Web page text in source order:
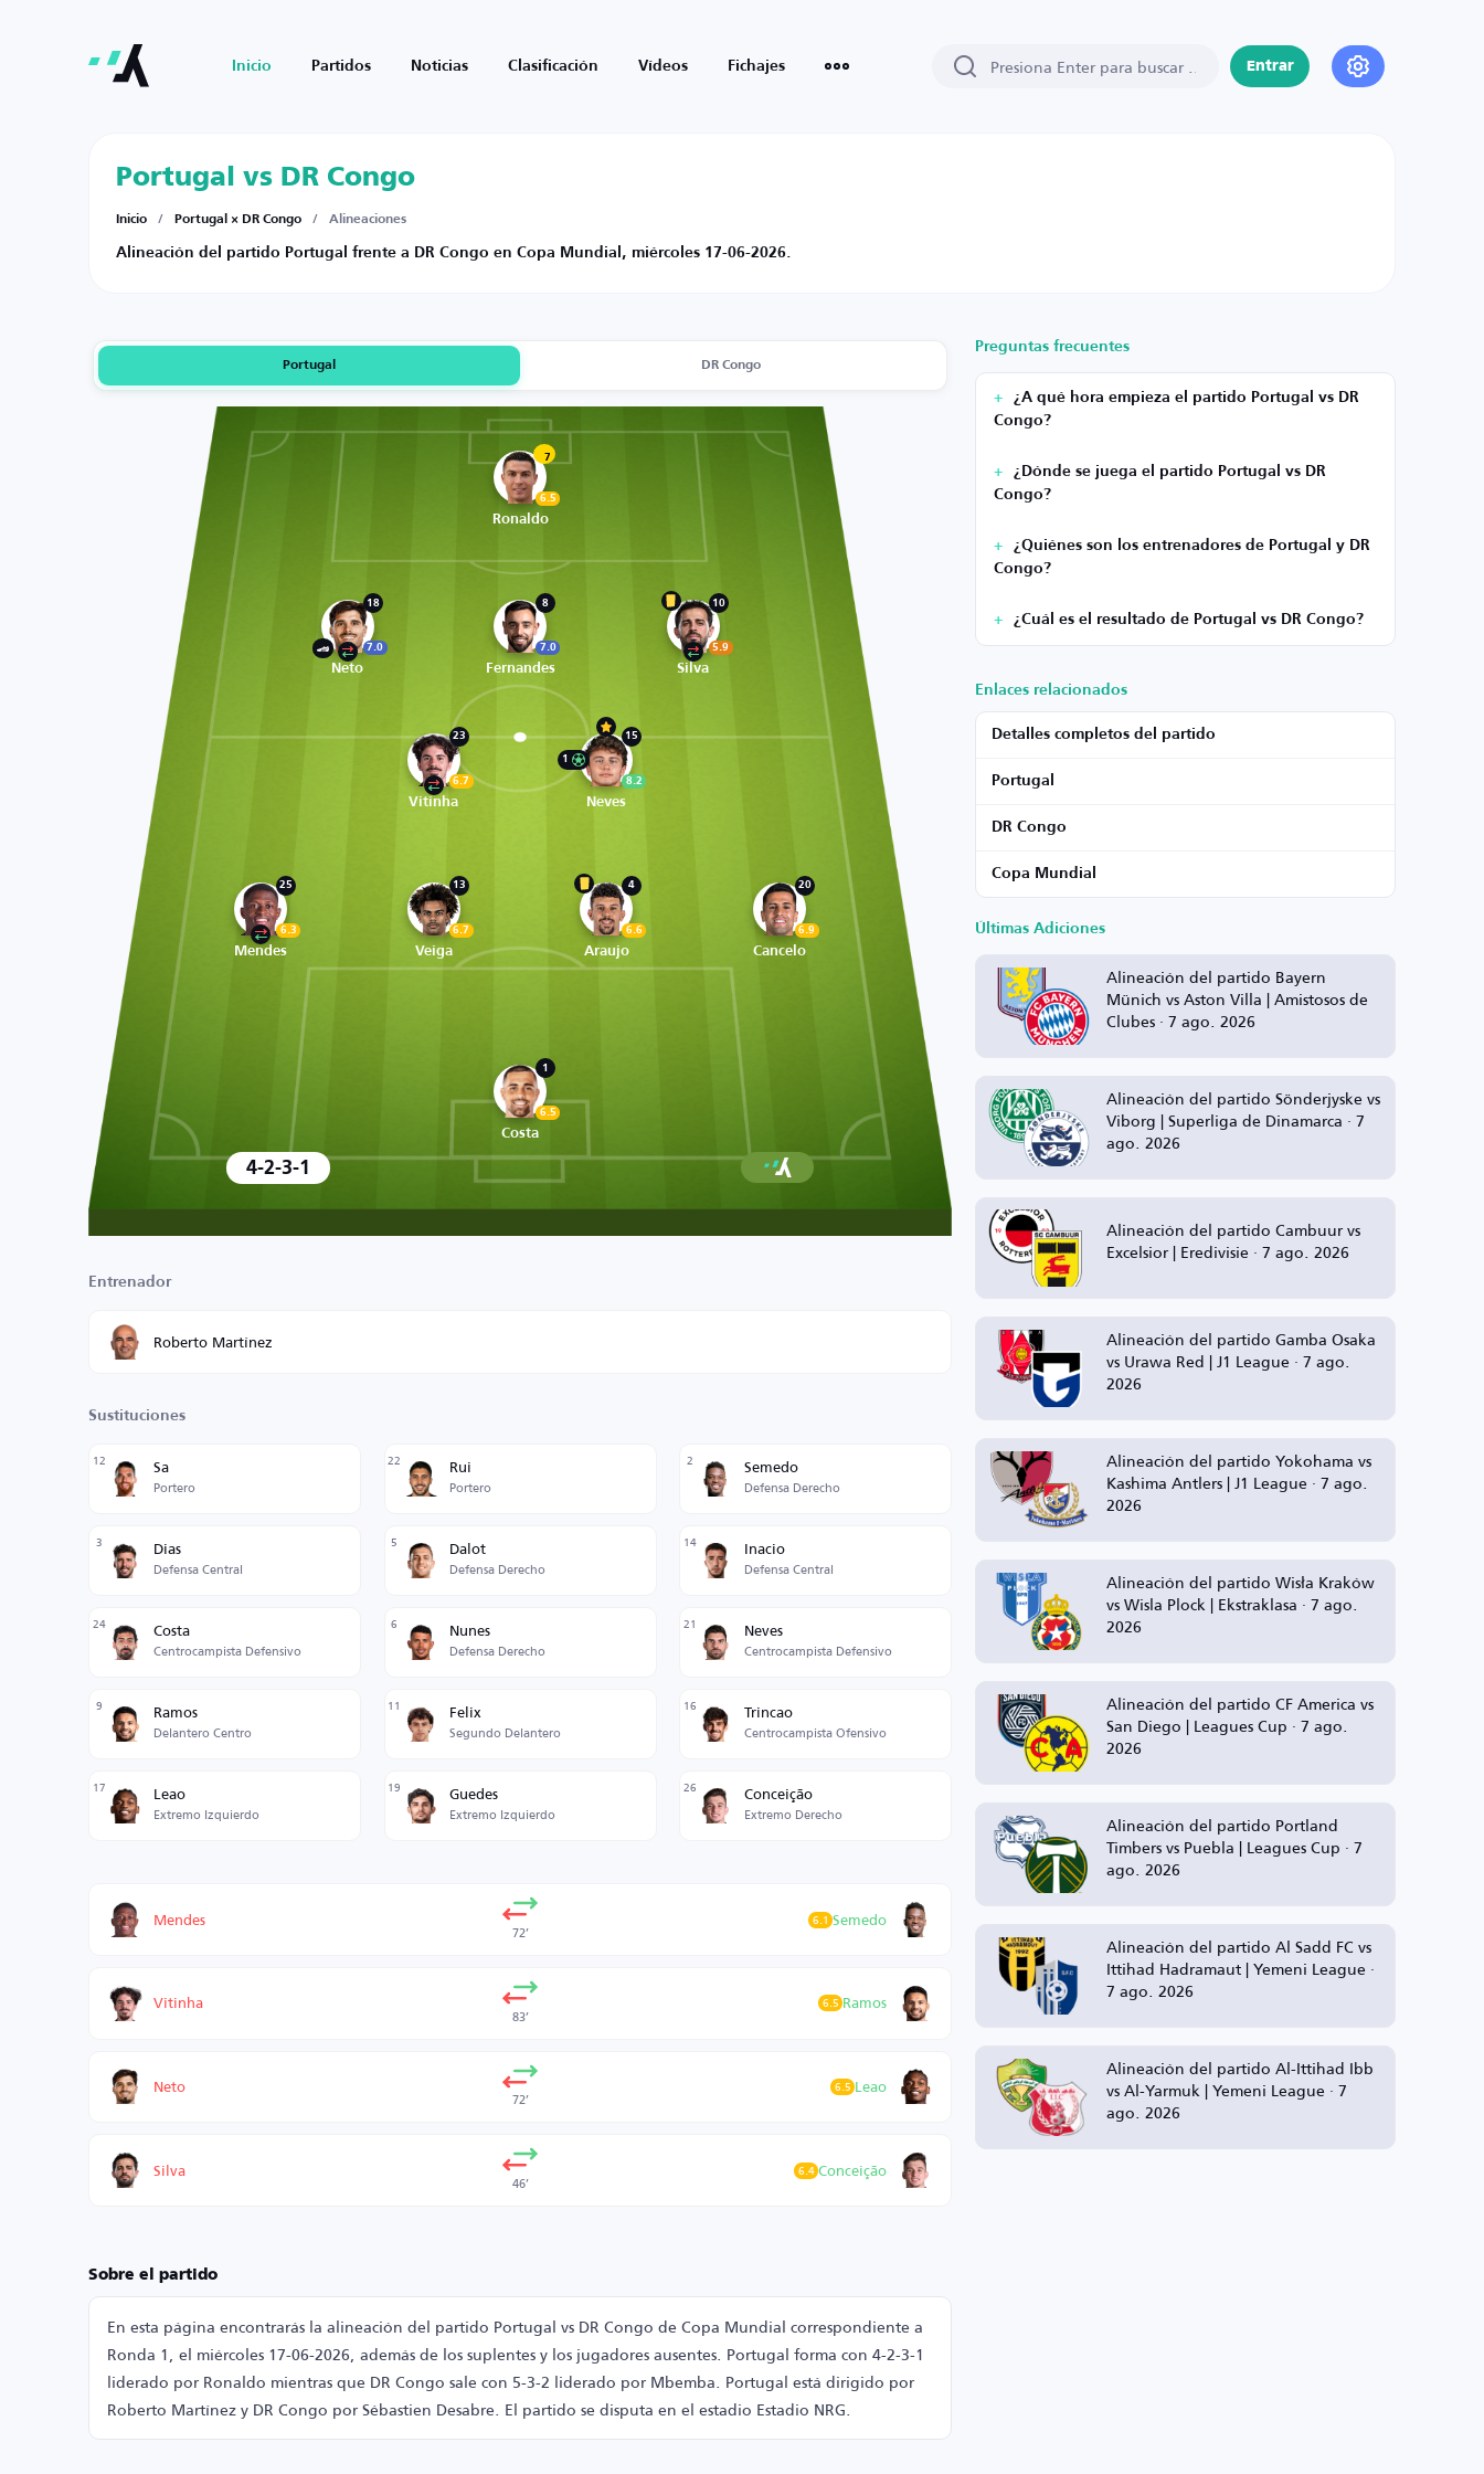
Inicio Partidos Noticias Clasificación Vídeos Fichajes Entrar
Portugal vs DR Congo
Inicio / Portugal × DR Congo / Alineaciones
Alineación del partido Portugal frente a DR Congo en Copa Mundial, miércoles 17-06-2026.
Portugal DR Congo
7
6.5
Ronaldo
18
7.0
Neto
8
7.0
Fernandes
10
5.9
Silva
23
6.7
Vitinha
15
8.2
1
Neves
25
6.3
Mendes
13
6.7
Veiga
4
6.6
Araujo
20
6.9
Cancelo
1
6.5
Costa
4-2-3-1
Entrenador
Roberto Martínez
Sustituciones
12 Sa
Portero
22 Rui
Portero
2 Semedo
Defensa Derecho
3 Dias
Defensa Central
5 Dalot
Defensa Derecho
14 Inacio
Defensa Central
24 Costa
Centrocampista Defensivo
6 Nunes
Defensa Derecho
21 Neves
Centrocampista Defensivo
9 Ramos
Delantero Centro
11 Felix
Segundo Delantero
16 Trincao
Centrocampista Ofensivo
17 Leao
Extremo Izquierdo
19 Guedes
Extremo Izquierdo
26 Conceição
Extremo Derecho
Mendes 72’ Semedo
6.1
Vitinha 83’ Ramos
6.5
Neto 72’ Leao
6.5
Silva 46’ Conceição
6.4
Sobre el partido
En esta página encontrarás la alineación del partido Portugal vs DR Congo de Copa Mundial correspondiente a
Ronda 1, el miércoles 17-06-2026, además de los suplentes y los jugadores ausentes. Portugal forma con 4-2-3-1
liderado por Ronaldo mientras que DR Congo sale con 5-3-2 liderado por Mbemba. Portugal está dirigido por
Roberto Martínez y DR Congo por Sébastien Desabre. El partido se disputa en el estadio Estadio NRG.
Preguntas frecuentes
¿A qué hora empieza el partido Portugal vs DR
Congo?
¿Dónde se juega el partido Portugal vs DR
Congo?
¿Quiénes son los entrenadores de Portugal y DR
Congo?
¿Cuál es el resultado de Portugal vs DR Congo?
Enlaces relacionados
Detalles completos del partido
Portugal
DR Congo
Copa Mundial
Últimas Adiciones
Alineación del partido Bayern
Münich vs Aston Villa | Amistosos de
Clubes · 7 ago. 2026
Alineación del partido Sönderjyske vs
Viborg | Superliga de Dinamarca · 7
ago. 2026
Alineación del partido Cambuur vs
Excelsior | Eredivisie · 7 ago. 2026
Alineación del partido Gamba Osaka
vs Urawa Red | J1 League · 7 ago.
2026
Alineación del partido Yokohama vs
Kashima Antlers | J1 League · 7 ago.
2026
Alineación del partido Wisła Kraków
vs Wisla Plock | Ekstraklasa · 7 ago.
2026
Alineación del partido CF America vs
San Diego | Leagues Cup · 7 ago.
2026
Alineación del partido Portland
Timbers vs Puebla | Leagues Cup · 7
ago. 2026
Alineación del partido Al Sadd FC vs
Ittihad Hadramaut | Yemeni League ·
7 ago. 2026
Alineación del partido Al-Ittihad Ibb
vs Al-Yarmuk | Yemeni League · 7
ago. 2026